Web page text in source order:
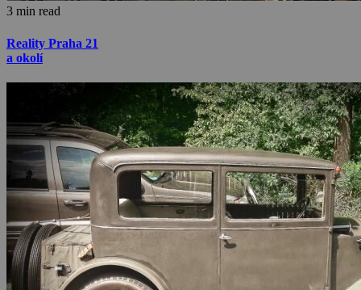
3 min read
Reality Praha 21
a okolí